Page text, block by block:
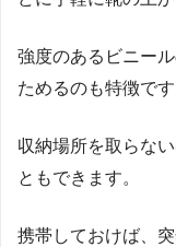
強度のあるビニー
ためるのも特徴です
収納場所を取らな
ともできます。
携帯しておけば、